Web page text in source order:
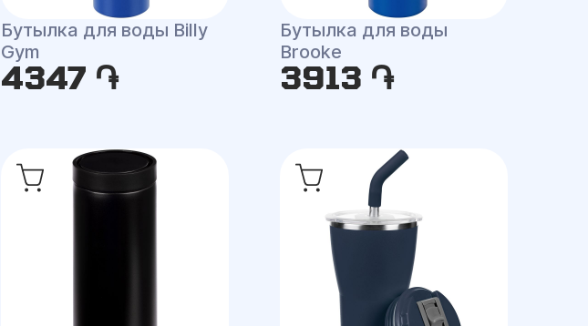
Бутылка для воды Billy
Gym
4347 ֏
Бутылка для воды
Brooke
3913 ֏